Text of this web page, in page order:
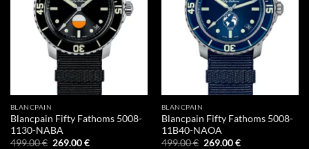
BLANCPAIN
Blancpain Fifty Fathoms 5008-
1130-NABA
499.00€ Ursprünglicher
269.00€Aktueller
BLANCPAIN
Blancpain Fifty Fathoms 5008-
11B40-NAOA
499.00€ Ursprünglicher
269.00€Aktueller